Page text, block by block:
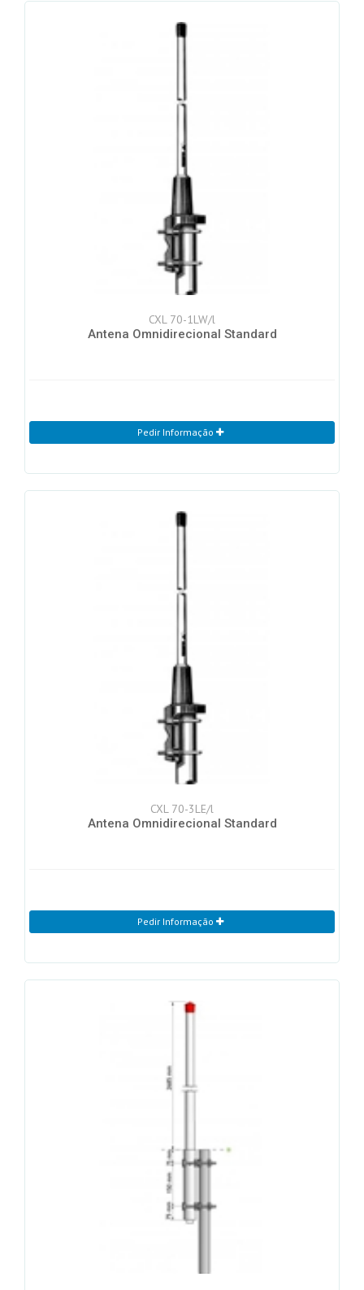
CXL 70-1LW/l
Antena Omnidirecional Standard
Pedir Informação
CXL 70-3LE/l
Antena Omnidirecional Standard
Pedir Informação